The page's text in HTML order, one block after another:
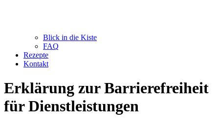
Blick in die Kiste
FAQ
Rezepte
Kontakt
Erklärung zur Barrierefreiheit
für Dienstleistungen